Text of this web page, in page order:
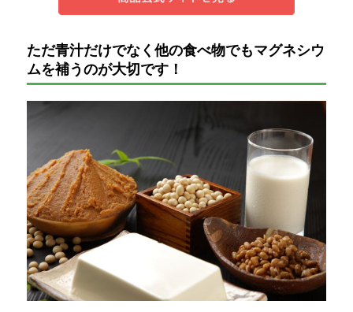
ただ青汁だけでなく他の食べ物でもマグネシウ
ムを補うのが大切です！